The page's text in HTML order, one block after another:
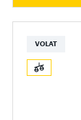
VOLAT